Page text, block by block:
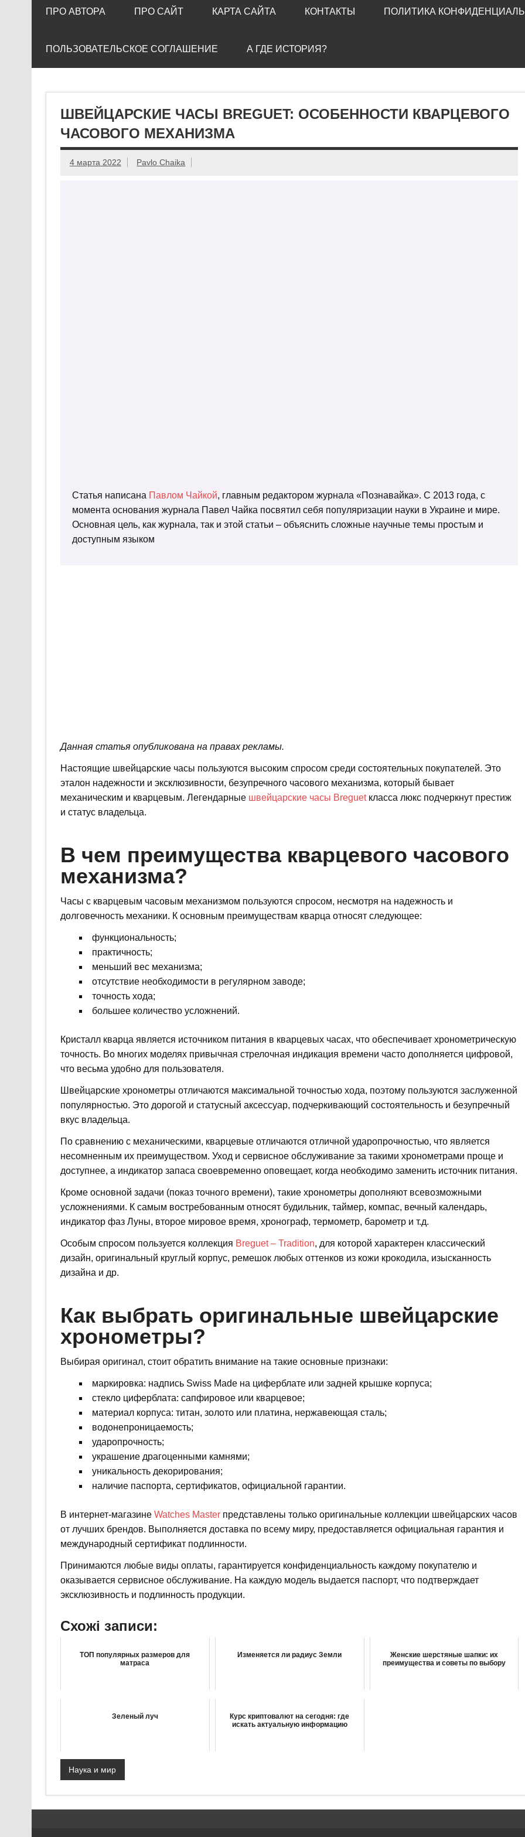
ПРО АВТОРА ПРО САЙТ КАРТА САЙТА КОНТАКТЫ ПОЛИТИКА
ПОЛЬЗОВАТЕЛЬСКОЕ СОГЛАШЕНИЕ А ГДЕ ИСТОРИЯ?
ШВЕЙЦАРСКИЕ ЧАСЫ BREGUET: ОСОБЕННОСТИ КВАРЦЕВОГО
ЧАСОВОГО МЕХАНИЗМА
4 марта 2022 Pavlo Chaika
Статья написана Павлом Чайкой, главным редактором журнала «Познавайка». С 2013 года, с
момента основания журнала Павел Чайка посвятил себя популяризации науки в Украине и мире.
Основная цель, как журнала, так и этой статьи – объяснить сложные научные темы простым и
доступным языком
Данная статья опубликована на правах рекламы.
Настоящие швейцарские часы пользуются высоким спросом среди состоятельных покупателей. Это
эталон надежности и эксклюзивности, безупречного часового механизма, который бывает
механическим и кварцевым. Легендарные швейцарские часы Breguetкласса люкс подчеркнут престиж
и статус владельца.
В чем преимущества кварцевого часового
механизма?
Часы с кварцевым часовым механизмом пользуются спросом, несмотря на надежность и
долговечность механики. К основным преимуществам кварца относят следующее:
функциональность;
практичность;
меньший вес механизма;
отсутствие необходимости в регулярном заводе;
точность хода;
большее количество усложнений.
Кристалл кварца является источником питания в кварцевых часах, что обеспечивает хронометрическую
точность. Во многих моделях привычная стрелочная индикация времени часто дополняется цифровой,
что весьма удобно для пользователя.
Швейцарские хронометры отличаются максимальной точностью хода, поэтому пользуются заслуженной
популярностью. Это дорогой и статусный аксессуар, подчеркивающий состоятельность и безупречный
вкус владельца.
По сравнению с механическими, кварцевые отличаются отличной ударопрочностью, что является
несомненным их преимуществом. Уход и сервисное обслуживание за такими хронометрами проще и
доступнее, а индикатор запаса своевременно оповещает, когда необходимо заменить источник питания.
Кроме основной задачи (показ точного времени), такие хронометры дополняют всевозможными
усложнениями. К самым востребованным относят будильник, таймер, компас, вечный календарь,
индикатор фаз Луны, второе мировое время, хронограф, термометр, барометр и т.д.
Особым спросом пользуется коллекция Breguet – Tradition, для которой характерен классический
дизайн, оригинальный круглый корпус, ремешок любых оттенков из кожи крокодила, изысканность
дизайна и др.
Как выбрать оригинальные швейцарские
хронометры?
Выбирая оригинал, стоит обратить внимание на такие основные признаки:
маркировка: надпись Swiss Made на циферблате или задней крышке корпуса;
стекло циферблата: сапфировое или кварцевое;
материал корпуса: титан, золото или платина, нержавеющая сталь;
водонепроницаемость;
ударопрочность;
украшение драгоценными камнями;
уникальность декорирования;
наличие паспорта, сертификатов, официальной гарантии.
В интернет-магазине Watches Masterпредставлены только оригинальные коллекции швейцарских часов
от лучших брендов. Выполняется доставка по всему миру, предоставляется официальная гарантия и
международный сертификат подлинности.
Принимаются любые виды оплаты, гарантируется конфиденциальность каждому покупателю и
оказывается сервисное обслуживание. На каждую модель выдается паспорт, что подтверждает
эксклюзивность и подлинность продукции.
Схожі записи:
ТОП популярных размеров для
матраса
Изменяется ли радиус Земли
Женские шерстяные шапки: их
преимущества и советы по выбору
Зеленый луч
Курс криптовалют на сегодня: где
искать актуальную информацию
Наука и мир